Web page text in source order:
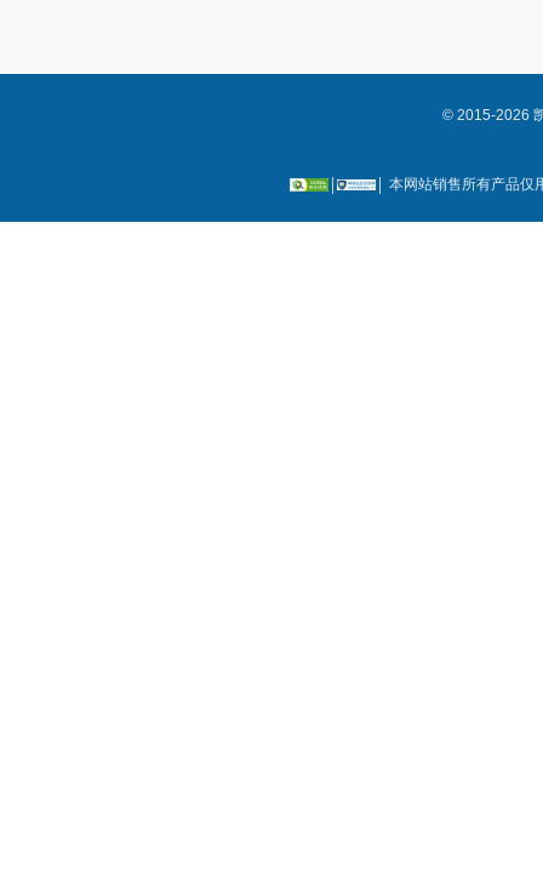
© 2015-2026
本网站销售所有产品仅